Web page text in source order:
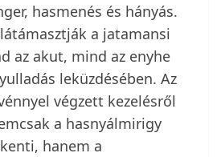
hasmenés és hányás.
a jatamansi
az akut, mind az enyhe
leküzdésében. Az
végzett kezelésről
a hasnyálmirigy
hanem a